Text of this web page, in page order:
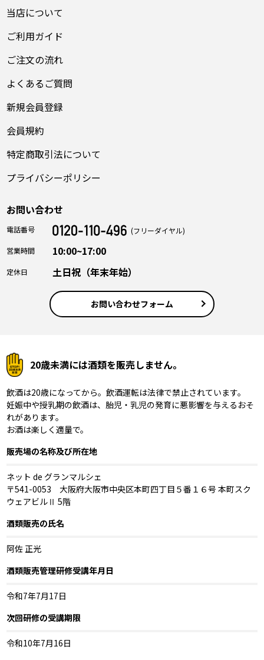
当店について
ご利用ガイド
ご注文の流れ
よくあるご質問
新規会員登録
会員規約
特定商取引法について
プライバシーポリシー
お問い合わせ
電話番号
(フリーダイヤル)
営業時間
10:00~17:00
定休日 土日祝（年末年始）
お問い合わせフォーム
20歳未満には酒類を販売しません。
飲酒は20歳になってから。飲酒運転は法律で禁止されています。
妊娠中や授乳期の飲酒は、胎児・乳児の発育に悪影響を与えるおそ
れがあります。
お酒は楽しく適量で。
販売場の名称及び所在地
ネット de グランマルシェ
〒541-0053 大阪府大阪市中央区本町四丁目５番１６号 本町スク
ウェアビルⅡ 5階
酒類販売の氏名
阿佐 正光
酒類販売管理研修受講年月日
令和7年7月17日
次回研修の受講期限
令和10年7月16日